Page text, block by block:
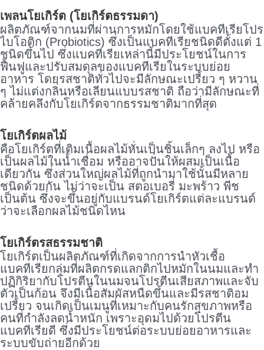
เพลนโยเกิร์ต (โยเกิร์ตธรรมดา)
ผลิตภัณฑ์จากนมที่ผ่านการหมักโดยใช้แบคทีเรียโปร
ไบโอติก (Probiotics) ซึ่งเป็นแบคทีเรียชนิดดีตั้งแต่ 1
ชนิดขึ้นไป ซึ่งแบคทีเรียเหล่านี้มีประโยชน์ในการ
ฟื้นฟูและปรับสมดุลของแบคทีเรียในระบบย่อย
อาหาร โดยรสชาติทั่วไปจะมีลักษณะเปรี้ยว ๆ หวาน
ๆ ไม่แต่งกลิ่นหรือเลียนแบบรสชาติ ถือว่ามีลักษณะที่
คล้ายคลึงกับโยเกิร์ตจากธรรมชาติมากที่สุด
โยเกิร์ตผลไม้
คือโยเกิร์ตที่เติมเนื้อผลไม้หั่นเป็นชิ้นเล็กๆ ลงไป หรือ
เป็นผลไม้ในน้ำเชื่อม หรืออาจปั่นให้ผสมเป็นเนื้อ
เดียวกัน ซึ่งส่วนใหญ่ผลไม้ที่ถูกนำมาใช้นั้นมีหลาย
ชนิดด้วยกัน ไม่ว่าจะเป็น สตอเบอรี่ มะพร้าว พีช
เป็นต้น ซึ่งจะขึ้นอยู่กับแบรนด์โยเกิร์ตแต่ละแบรนด์
ว่าจะเลือกผลไม้ชนิดไหน
โยเกิร์ตรสธรรมชาติ
โยเกิร์ตเป็นผลิตภัณฑ์ที่เกิดจากการนำหัวเชื้อ
แบคทีเรียกลุ่มที่ผลิตกรดแลกติกไปหมักในนมและทำ
ปฏิกิริยากับโปรตีนในนมจนโปรตีนเสียสภาพและจับ
ตัวเป็นก้อน จึงมีเนื้อสัมผัสหนืดขึ้นและมีรสชาติอม
เปรี้ยว จนเกิดเป็นเมนูที่เหมาะกับคนรักสุขภาพหรือ
คนที่กำลังลดน้ำหนัก เพราะอุดมไปด้วยโปรตีน
แบคทีเรียดี ซึ่งมีประโยชน์ต่อระบบย่อยอาหารและ
ระบบขับถ่ายอีกด้วย